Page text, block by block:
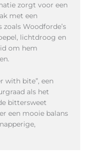
zorgt voor een
met een
Woodforde’s
lichtdroog en
om hem
with bite”, een
als het
bittersweet
een mooie balans